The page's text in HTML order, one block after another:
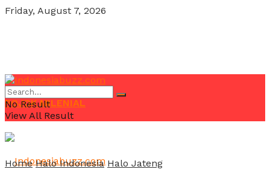
Friday, August 7, 2026
POJOK MILENIAL
No Result
View All Result
Home Halo Indonesia Halo Jateng